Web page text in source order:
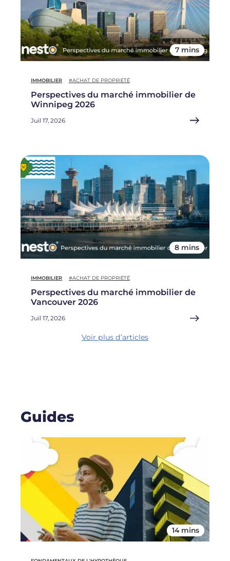
7 mins
IMMOBILIER #ACHAT DE PROPRIÉTÉ
Perspectives du marché immobilier de
Winnipeg 2026
Juil 17, 2026
8 mins
IMMOBILIER #ACHAT DE PROPRIÉTÉ
Perspectives du marché immobilier de
Vancouver 2026
Juil 17, 2026
Voir plus d’articles
Guides
14 mins